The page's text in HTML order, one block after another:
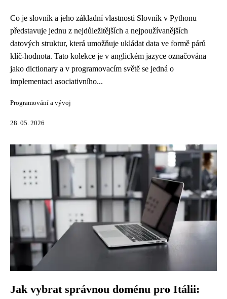
Co je slovník a jeho základní vlastnosti Slovník v Pythonu
představuje jednu z nejdůležitějších a nejpoužívanějších
datových struktur, která umožňuje ukládat data ve formě párů
klíč-hodnota. Tato kolekce je v anglickém jazyce označována
jako dictionary a v programovacím světě se jedná o
implementaci asociativního...
Programování a vývoj
28. 05. 2026
Jak vybrat správnou doménu pro Itálii: